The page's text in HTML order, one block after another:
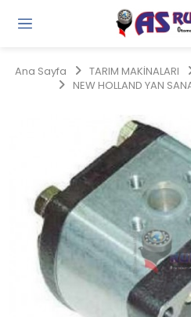
Ana Sayfa TARIM MAKİNALARI
NEW HOLLAND YAN